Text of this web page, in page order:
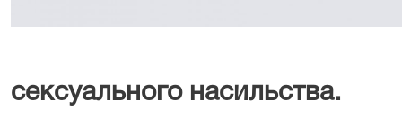
сексуального насильства.